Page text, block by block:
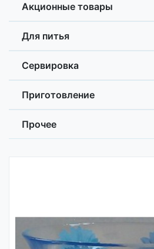
Акционные товары
Для питья
Сервировка
Приготовление
Прочее